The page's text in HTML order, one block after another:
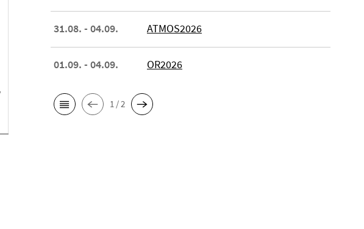
31.08. - 04.09. ATMOS2026
01.09. - 04.09. OR2026
1 / 2